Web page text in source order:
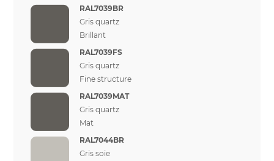
RAL7039BR
Gris quartz
Brillant
RAL7039FS
Gris quartz
Fine structure
RAL7039MAT
Gris quartz
Mat
RAL7044BR
Gris soie